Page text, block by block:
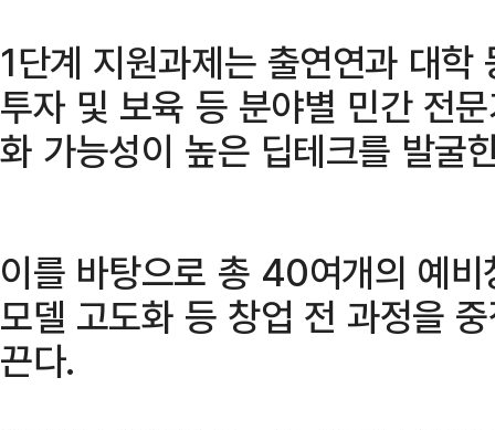
1단계 지원과제는 출연연과 대
투자 및 보육 등 분야별 민간 전
화 가능성이 높은 딥테크를 발굴
이를 바탕으로 총 40여개의 예
모델 고도화 등 창업 전 과정을
끈다.